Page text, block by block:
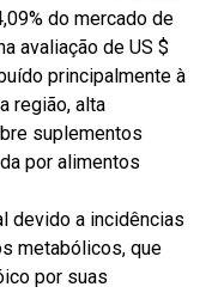
do mercado de
avaliação de US $
principalmente à
região, alta
suplementos
por alimentos
devido a incidências
metabólicos, que
por suas